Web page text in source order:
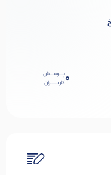
0پـــرســـش
کاربـــــران